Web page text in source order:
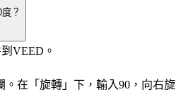
？
VEED。
。在「旋轉」下，輸入90，向右旋